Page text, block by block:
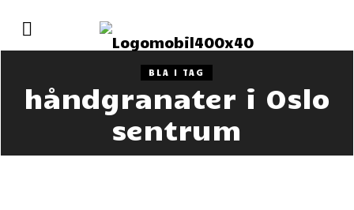
BLA I TAG
håndgranater i Oslo
sentrum